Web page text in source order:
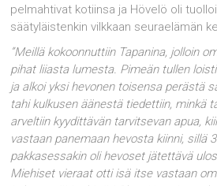
pelmahtivat kotiinsa ja Hövelö oli
säätyläistenkin vilkkaan seuraelämän
”Meillä kokoonnuttiin Tapanina, jolloin
pihat liiasta lumesta. Pimeän tullen
ja alkoi yksi hevonen toisensa perästä
tahi kulkusen äänestä tiedettiin, minkä
arveltiin kyydittävän tarvitsevan apua,
vastaan panemaan hevosta kiinni, sillä
pakkasessakin oli hevoset jätettävä
Miehiset vieraat otti isä itse vastaan